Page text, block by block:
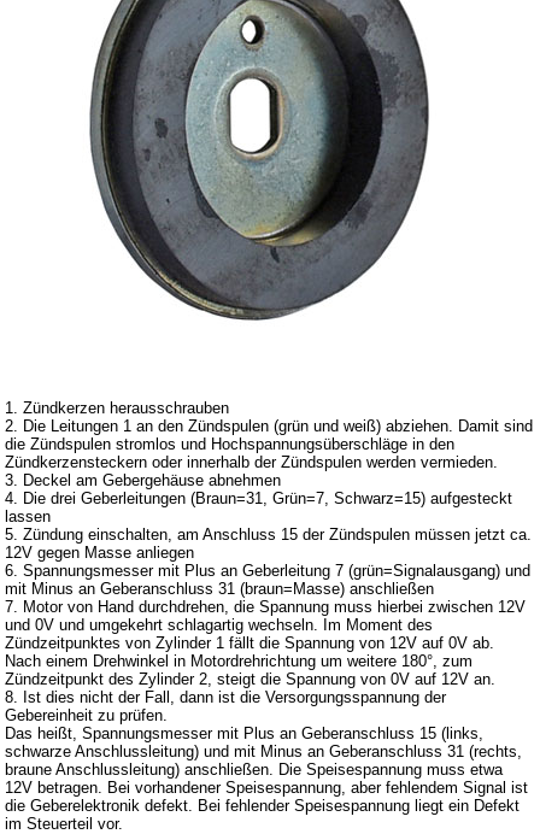
Trabant 1.1
Wartburg 353
Wartburg 1.3
Barkas B 1000
Kugelgelenke, Zubehör
Skoda
Anhänger
Sonderanfertigungen
Werkstattbedarf
Vergaserdüsen
Pflegeprodukte
Wälzlager
Öle
Sonderposten
Service
AGB
Datenschutz
Batterierücknahme
Downloads
Versandkosten
1. Zündkerzen herausschrauben
2. Die Leitungen 1 an den Zündspulen (grün und weiß) abziehen. Damit sind
die Zündspulen stromlos und Hochspannungsüberschläge in den
Zündkerzensteckern oder innerhalb der Zündspulen werden vermieden.
3. Deckel am Gebergehäuse abnehmen
4. Die drei Geberleitungen (Braun=31, Grün=7, Schwarz=15) aufgesteckt
lassen
5. Zündung einschalten, am Anschluss 15 der Zündspulen müssen jetzt ca.
12V gegen Masse anliegen
6. Spannungsmesser mit Plus an Geberleitung 7 (grün=Signalausgang) und
mit Minus an Geberanschluss 31 (braun=Masse) anschließen
7. Motor von Hand durchdrehen, die Spannung muss hierbei zwischen 12V
und 0V und umgekehrt schlagartig wechseln. Im Moment des
Zündzeitpunktes von Zylinder 1 fällt die Spannung von 12V auf 0V ab.
Nach einem Drehwinkel in Motordrehrichtung um weitere 180°, zum
Zündzeitpunkt des Zylinder 2, steigt die Spannung von 0V auf 12V an.
8. Ist dies nicht der Fall, dann ist die Versorgungsspannung der
Gebereinheit zu prüfen.
Das heißt, Spannungsmesser mit Plus an Geberanschluss 15 (links,
schwarze Anschlussleitung) und mit Minus an Geberanschluss 31 (rechts,
braune Anschlussleitung) anschließen. Die Speisespannung muss etwa
12V betragen. Bei vorhandener Speisespannung, aber fehlendem Signal ist
die Geberelektronik defekt. Bei fehlender Speisespannung liegt ein Defekt
im Steuerteil vor.